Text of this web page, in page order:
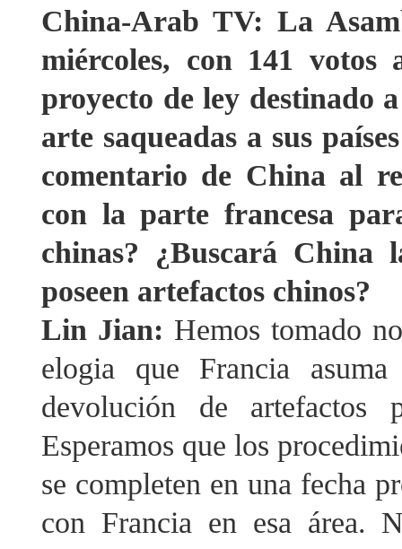
China-Arab TV: La
miércoles, con 141
proyecto de ley destinado
arte saqueadas a sus
comentario de China al
con la parte francesa
chinas? ¿Buscará China
poseen artefactos chinos?
Lin Jian: Hemos tomado
elogia que Francia
devolución de artefactos
Esperamos que los
se completen en una fecha
con Francia en esa área.